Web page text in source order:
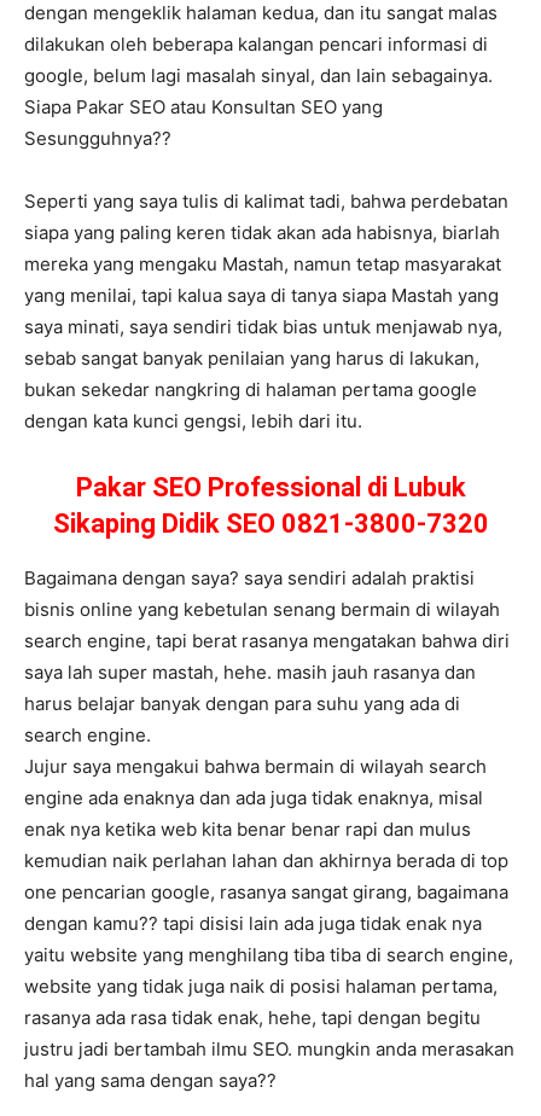
dengan mengeklik halaman kedua, dan itu sangat malas
dilakukan oleh beberapa kalangan pencari informasi di
google, belum lagi masalah sinyal, dan lain sebagainya.
Siapa Pakar SEO atau Konsultan SEO yang
Sesungguhnya??
Seperti yang saya tulis di kalimat tadi, bahwa perdebatan
siapa yang paling keren tidak akan ada habisnya, biarlah
mereka yang mengaku Mastah, namun tetap masyarakat
yang menilai, tapi kalua saya di tanya siapa Mastah yang
saya minati, saya sendiri tidak bias untuk menjawab nya,
sebab sangat banyak penilaian yang harus di lakukan,
bukan sekedar nangkring di halaman pertama google
dengan kata kunci gengsi, lebih dari itu.
Pakar SEO Professional di Lubuk
Sikaping Didik SEO 0821-3800-7320
Bagaimana dengan saya? saya sendiri adalah praktisi
bisnis online yang kebetulan senang bermain di wilayah
search engine, tapi berat rasanya mengatakan bahwa diri
saya lah super mastah, hehe. masih jauh rasanya dan
harus belajar banyak dengan para suhu yang ada di
search engine.
Jujur saya mengakui bahwa bermain di wilayah search
engine ada enaknya dan ada juga tidak enaknya, misal
enak nya ketika web kita benar benar rapi dan mulus
kemudian naik perlahan lahan dan akhirnya berada di top
one pencarian google, rasanya sangat girang, bagaimana
dengan kamu?? tapi disisi lain ada juga tidak enak nya
yaitu website yang menghilang tiba tiba di search engine,
website yang tidak juga naik di posisi halaman pertama,
rasanya ada rasa tidak enak, hehe, tapi dengan begitu
justru jadi bertambah ilmu SEO. mungkin anda merasakan
hal yang sama dengan saya??